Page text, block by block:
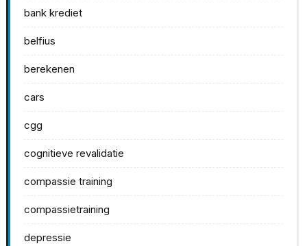
bank krediet
belfius
berekenen
cars
cgg
cognitieve revalidatie
compassie training
compassietraining
depressie